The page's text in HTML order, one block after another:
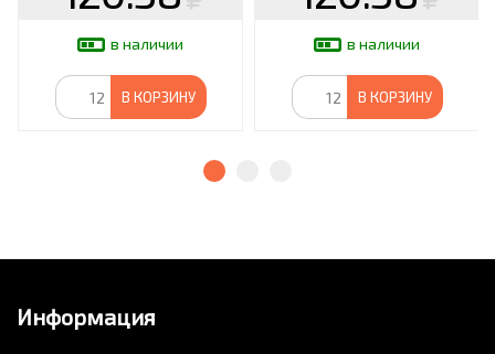
в наличии
В КОРЗИНУ
в наличии
В КОРЗИНУ
Информация